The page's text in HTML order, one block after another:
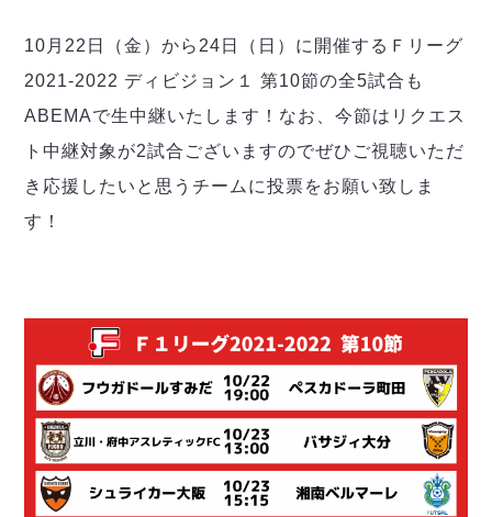
試合日程
順位表
戦績表
警告・退場・出場停止選手
個人ランキング｜シュート
個人ランキング｜シュート成功率
メットライフ生命Ｆリーグカップ 2026
試合日程・結果
大会概要
アリーナ情報
チケット情報
過去の記録
名古屋オーシャンズ
シュライカー大阪
ボルクバレット北九州
バサジィ大分
メットライフ生命Ｆ２リーグ
Y．S．C．C．横浜
ヴィンセドール白山
アグレミーナ浜松
デウソン神戸
ポルセイド浜田
ミラクルスマイル新居浜
日本フットサルリーグについて
大会概要
リーグ要項
クラブライセンス関連
アリーナ観戦マナー&ルール
過去の試合記録
ディビジョン1 試合記録
ディビジョン2 試合記録
Ｆリーグカップ 試合記録
リーグ統計データ
ハットトリック
担当審判員
選手の通算記録（Ｆ１）
エスポラーダ北海道
バルドラール浦安
プロジェクト PROJECT
ABeam AWARD
DIVISION 01
DIVISION02
10月22日（金）から24日（日）に開催するＦリーグ
2021-2022 ディビジョン１ 第10節の全5試合も
ABEMAで生中継いたします！なお、今節はリクエス
ト中継対象が2試合ございますのでぜひご視聴いただ
き応援したいと思うチームに投票をお願い致しま
す！